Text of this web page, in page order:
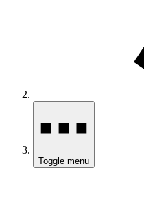
Toggle menu